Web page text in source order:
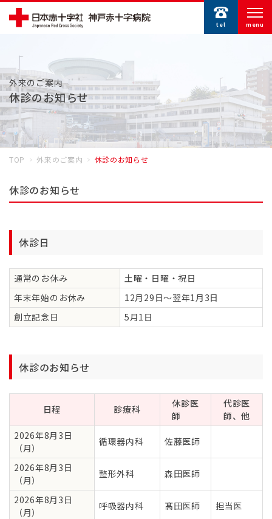
tel menu
外来のご案内
休診のお知らせ
TOP 外来のご案内 休診のお知らせ
休診のお知らせ
休診日
通常のお休み
土曜・日曜・祝日
年末年始のお休み
12月29日～翌年1月3日
創立記念日
5月1日
休診のお知らせ
日程 診療科
休診医
師
代診医
師、他
2026年8月3日
（月）
循環器内科 佐藤医師
2026年8月3日
（月）
整形外科 森田医師
2026年8月3日
（月）
呼吸器内科 髙田医師 担当医